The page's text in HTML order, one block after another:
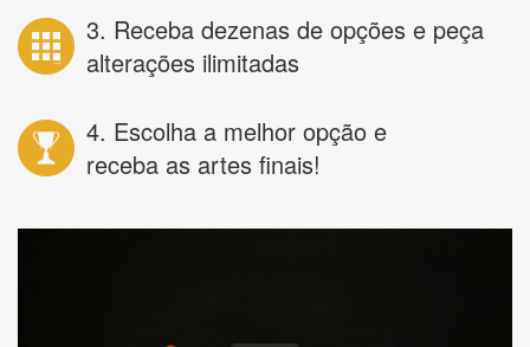
3. Receba dezenas de opções e peça
alterações ilimitadas
4. Escolha a melhor opção e
receba as artes finais!